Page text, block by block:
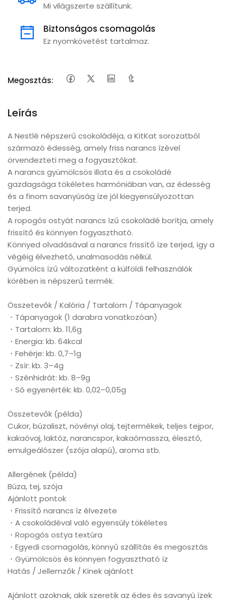
Mi világszerte szállítunk.
Biztonságos csomagolás
Ez nyomkövetést tartalmaz.
Megosztás:
Leírás
A Nestlé népszerű csokoládéja, a KitKat sorozatból
származó édesség, amely friss narancs ízével
örvendezteti meg a fogyasztókat.
A narancs gyümölcsös illata és a csokoládé
gazdagsága tökéletes harmóniában van, az édesség
és a finom savanyúság íze jól kiegyensúlyozottan
terjed.
A ropogós ostyát narancs ízű csokoládé borítja, amely
frissítő és könnyen fogyasztható.
Könnyed olvadásával a narancs frissítő íze terjed, így a
végéig élvezhető, unalmasodás nélkül.
Gyümölcs ízű változatként a külföldi felhasználók
körében is népszerű termék.
Összetevők / Kalória / Tartalom / Tápanyagok
・Tápanyagok (1 darabra vonatkozóan)
・Tartalom: kb. 11,6g
・Energia: kb. 64kcal
・Fehérje: kb. 0,7–1g
・Zsír: kb. 3–4g
・Szénhidrát: kb. 8–9g
・Só egyenérték: kb. 0,02–0,05g
Összetevők (példa)
Cukor, búzaliszt, növényi olaj, tejtermékek, teljes tejpor,
kakaóvaj, laktóz, narancspor, kakaómassza, élesztő,
emulgeálószer (szója alapú), aroma stb.
Allergének (példa)
Búza, tej, szója
Ajánlott pontok
・Frissítő narancs íz élvezete
・A csokoládéval való egyensúly tökéletes
・Ropogós ostya textúra
・Egyedi csomagolás, könnyű szállítás és megosztás
・Gyümölcsös és könnyen fogyasztható íz
Hatás / Jellemzők / Kinek ajánlott
Ajánlott azoknak, akik szeretik az édes és savanyú ízek